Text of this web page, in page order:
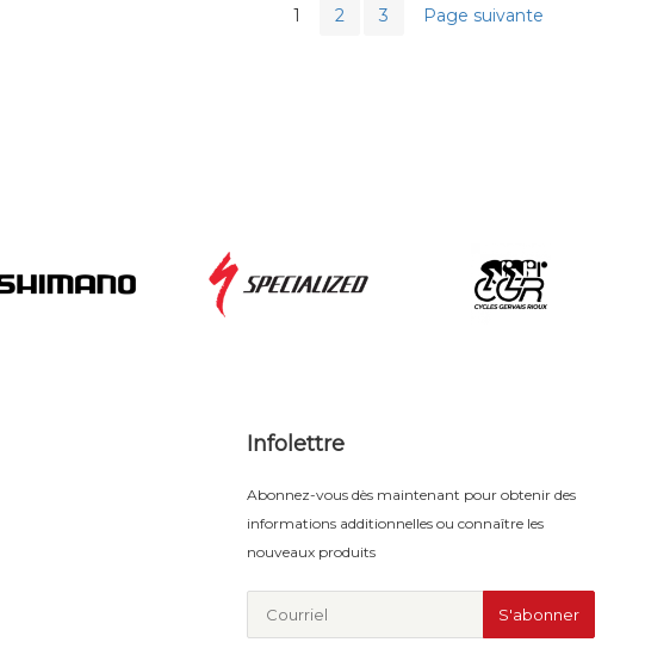
1 2 3 Page suivante
Infolettre
Abonnez-vous dès maintenant pour obtenir des
informations additionnelles ou connaître les
nouveaux produits
S'abonner